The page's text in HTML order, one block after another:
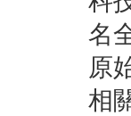
名
原
相